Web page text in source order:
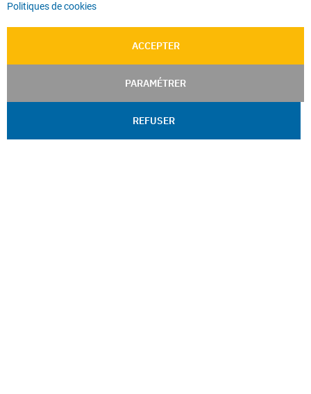
Politiques de cookies
ACCEPTER
PARAMÉTRER
REFUSER